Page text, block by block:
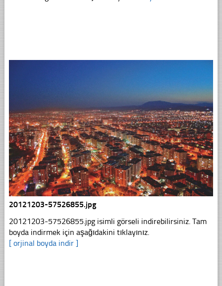
20121203-57526855.jpg
20121203-57526855.jpg isimli görseli indirebilirsiniz. Tam
boyda indirmek için aşağıdakini tıklayınız.
[ orjinal boyda indir ]